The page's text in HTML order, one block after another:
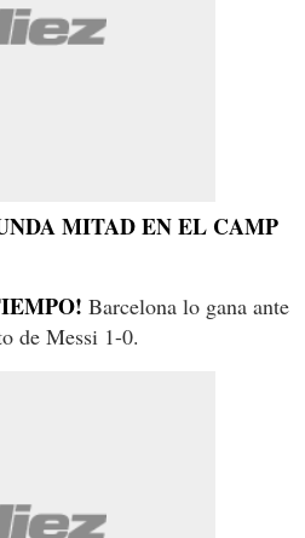
MITAD EN EL CAMP
Barcelona lo gana ante
de Messi 1-0.